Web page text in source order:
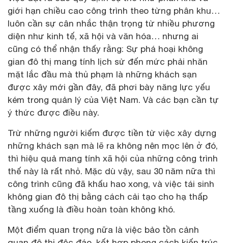
giới hạn chiều cao công trình theo từng phân khu…
luôn cần sự cân nhắc thận trọng từ nhiều phương
diện như kinh tế, xã hội và văn hóa… nhưng ai
cũng có thể nhận thấy rằng: Sự phá hoại không
gian đô thị mang tính lịch sử đến mức phải nhăn
mặt lắc đầu mà thủ phạm là những khách sạn
được xây mới gần đây, đã phơi bày năng lực yếu
kém trong quản lý của Việt Nam. Và các bạn cần tự
ý thức được điều này.
Trừ những người kiếm được tiền từ việc xây dựng
những khách sạn mà lẽ ra không nên mọc lên ở đó,
thì hiệu quả mang tính xã hội của những công trình
thế này là rất nhỏ. Mặc dù vậy, sau 30 năm nữa thì
công trình cũng đã khấu hao xong, và việc tái sinh
không gian đô thị bằng cách cải tạo cho hạ thấp
tầng xuống là điều hoàn toàn không khó.
Một điểm quan trọng nữa là việc bảo tồn cảnh